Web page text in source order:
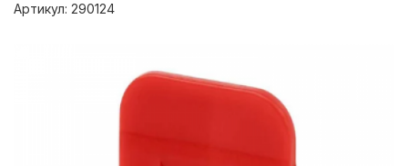
Артикул: 290124